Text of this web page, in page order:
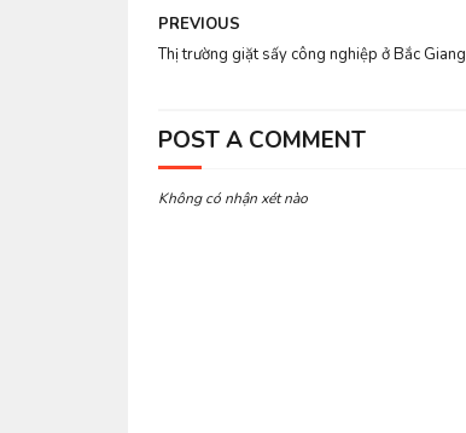
PREVIOUS
Thị trường giặt sấy công nghiệp ở Bắc Giang
POST A COMMENT
Không có nhận xét nào